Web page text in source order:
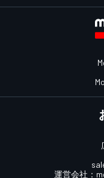
運営会社：